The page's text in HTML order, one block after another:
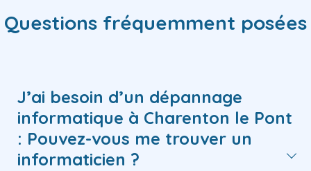
Questions fréquemment posées
J’ai besoin d’un dépannage
informatique à Charenton le Pont
: Pouvez-vous me trouver un
informaticien ?